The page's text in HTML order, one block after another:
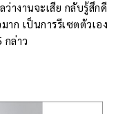
างานจะเสีย กลับรู้สึกดี
ก เป็นการรีเซตตัวเอง
กล่าว